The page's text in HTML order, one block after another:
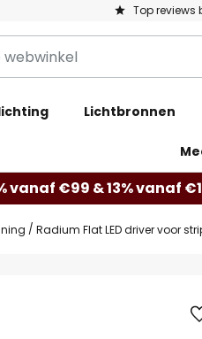
Top reviews
Lichtbronnen
vanaf €99 & 13% vanaf
Radium Flat LED driver voor